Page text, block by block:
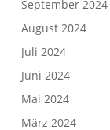
September 2024
August 2024
Juli 2024
Juni 2024
Mai 2024
März 2024